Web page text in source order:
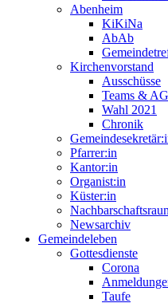
Abenheim
KiKiNa
AbAb
Kirchenvorstand
Ausschüsse
Teams &
Wahl 2021
Chronik
Pfarrer:in
Kantor:in
Organist:in
Küster:in
Newsarchiv
Gemeindeleben
Gottesdienste
Corona
Taufe